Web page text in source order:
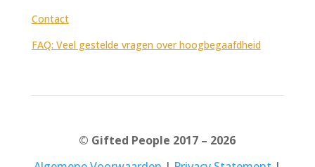
Contact
FAQ: Veel gestelde vragen over hoogbegaafdheid
© Gifted People 2017 – 2026